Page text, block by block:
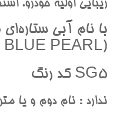
زيبايي اوليه خودرو.
با نام آبي
(STARGAZING BLUE PEARL)
SG5 کد رنگ
ندارد : نام دوم و يا